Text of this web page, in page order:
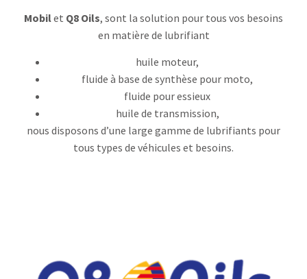
Mobilet Q8 Oils, sont la solution pour tous vos besoins
en matière de lubrifiant
huile moteur,
fluide à base de synthèse pour moto,
fluide pour essieux
huile de transmission,
nous disposons d’une large gamme de lubrifiants pour
tous types de véhicules et besoins.